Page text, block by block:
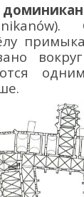
ów).
.